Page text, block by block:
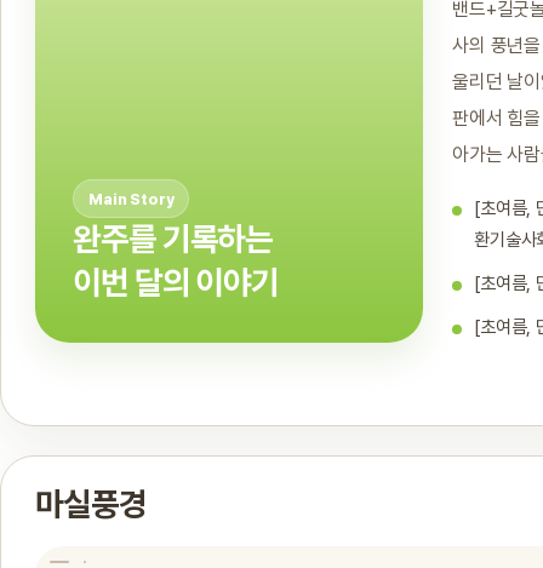
Main Story
완주를 기록하는
이번 달의 이야기
밴드+길굿
사의 풍년
울리던 날
판에서 힘
아가는 사
[초여름,
환기술사
[초여름,
[초여름,
마실풍경
한바탕
벌어진
단오한마당
새순
돋아나는
계절
희고겨울을
즐기는
감이
푹
점점
고개
입추를
지나다
풍년을
단오맞이
물이춘분이